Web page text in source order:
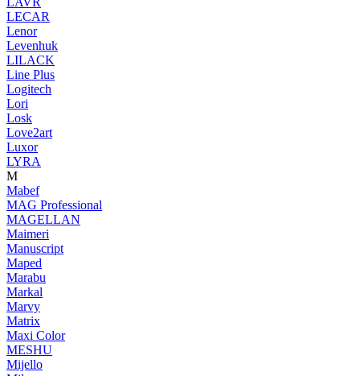
LECAR
Lenor
Levenhuk
LILACK
Line Plus
Logitech
Lori
Losk
Love2art
Luxor
LYRA
M
Mabef
MAG Professional
MAGELLAN
Maimeri
Manuscript
Maped
Marabu
Markal
Marvy
Matrix
Maxi Color
MESHU
Mijello